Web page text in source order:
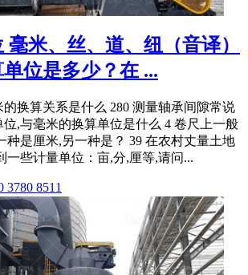
毫米、丝、道、纽（音译）
位是多少？在 ...
换算关系是什么 280 测量轴承间隙常说
位,与毫米的换算单位是什么 4 卷尺上一般
种是厘米,另一种是？ 39 在农村丈量土地
一些计量单位：亩,分,厘等,请问...
3780 8511